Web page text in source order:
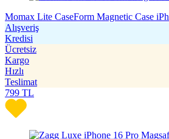
Momax Lite CaseForm Magnetic Case
Alışveriş
Kredisi
Ücretsiz
Kargo
Hızlı
Teslimat
799 TL